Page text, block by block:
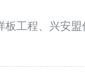
工程、兴安盟